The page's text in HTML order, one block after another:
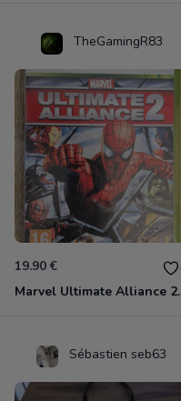
TheGamingR83
19.90 €
Marvel
Sébastien seb63